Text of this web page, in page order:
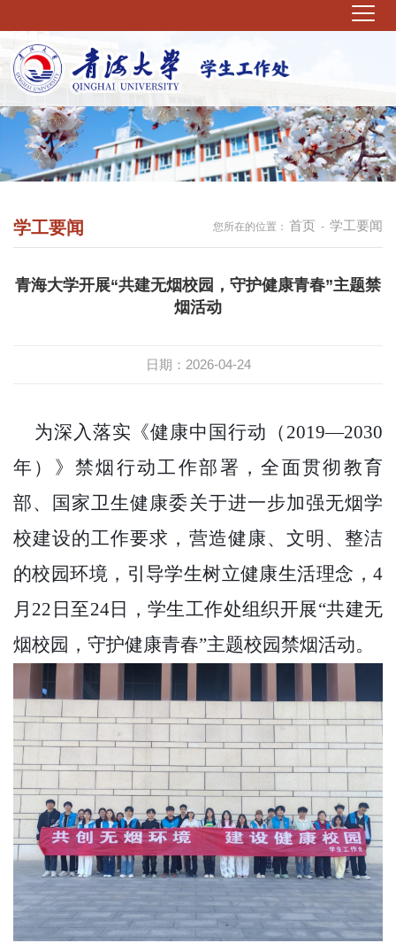
您所在的位置： 首页 - 学工要闻
学工要闻
青海大学开展“共建无烟校园，守护健康青春”主题禁
烟活动
日期：2026-04-24
为深入落实《健康中国行动（2019—2030
年）》禁烟行动工作部署，全面贯彻教育
部、国家卫生健康委关于进一步加强无烟学
校建设的工作要求，营造健康、文明、整洁
的校园环境，引导学生树立健康生活理念，4
月22日至24日，学生工作处组织开展“共建无
烟校园，守护健康青春”主题校园禁烟活动。